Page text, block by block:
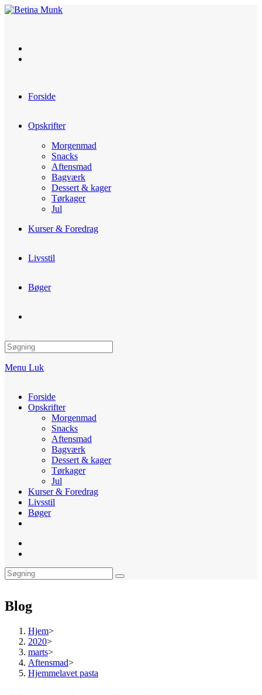
Skip
Forside
Opskrifter
Morgenmad
Snacks
Aftensmad
Bagværk
Dessert & kager
Tørkager
Jul
Kurser & Foredrag
Livsstil
Bøger
website
search
Menu Luk
Forside
Opskrifter
Morgenmad
Snacks
Aftensmad
Bagværk
Dessert & kager
Tørkager
Jul
Kurser & Foredrag
Livsstil
Bøger
Blog
Hjem>
2020>
marts>
Aftensmad>
Hjemmelavet pasta